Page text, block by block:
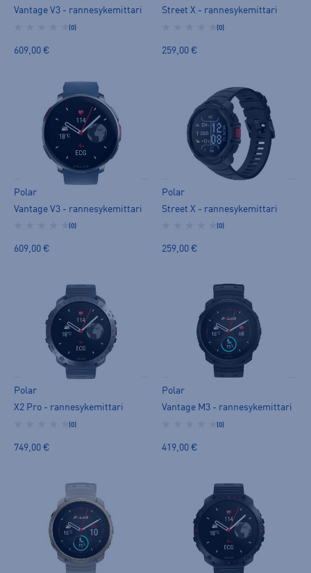
Vantage V3 - rannesykemittari
(0)
609,00 €
Street X - rannesykemittari
(0)
259,00 €
Polar
Vantage V3 - rannesykemittari
(0)
609,00 €
Polar
Street X - rannesykemittari
(0)
259,00 €
Polar
X2 Pro - rannesykemittari
(0)
749,00 €
Polar
Vantage M3 - rannesykemittari
(0)
419,00 €